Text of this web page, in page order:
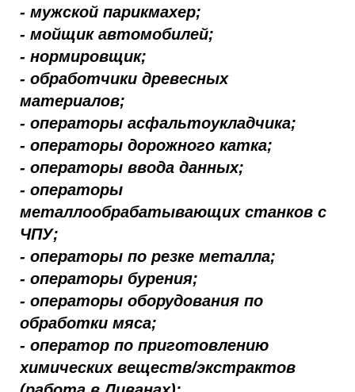
- мужской парикмахер;
- мойщик автомобилей;
- нормировщик;
- обработчики древесных
материалов;
- операторы асфальтоукладчика;
- операторы дорожного катка;
- операторы ввода данных;
- операторы
металлообрабатывающих станков с
ЧПУ;
- операторы по резке металла;
- операторы бурения;
- операторы оборудования по
обработки мяса;
- оператор по приготовлению
химических веществ/экстрактов